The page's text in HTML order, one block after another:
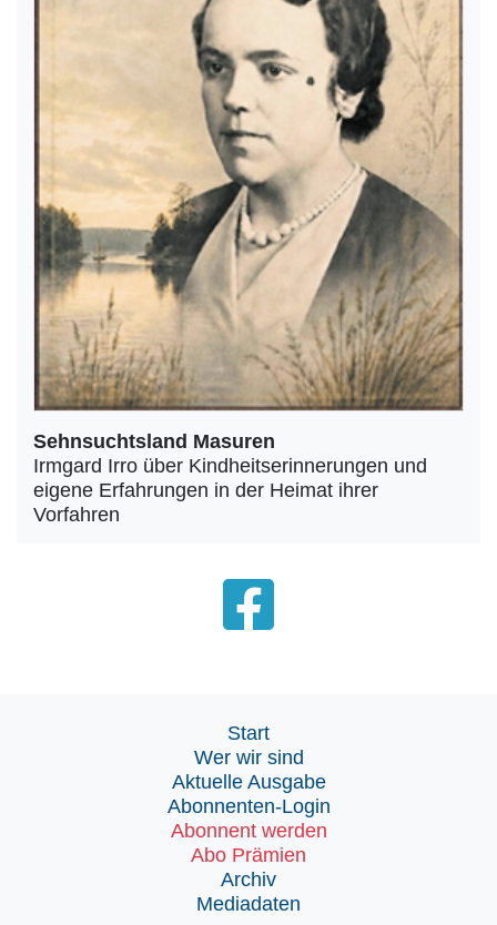
Sehnsuchtsland Masuren
Irmgard Irro über Kindheitserinnerungen und
eigene Erfahrungen in der Heimat ihrer
Vorfahren
Start
Wer wir sind
Aktuelle Ausgabe
Abonnenten-Login
Abonnent werden
Abo Prämien
Archiv
Mediadaten